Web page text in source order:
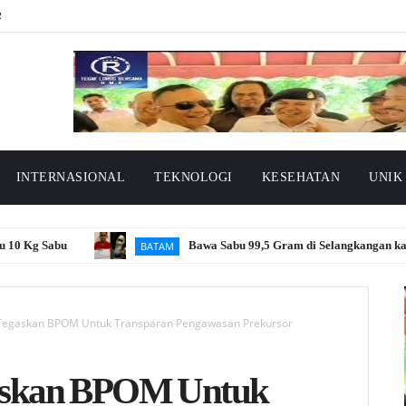
INTERNASIONAL TEKNOLOGI KESEHATAN UNIK
Sabu BATAM Bawa Sabu 99,5 Gram di Selangkangan kaki,
BPOM Untuk Transparan Pengawasan Prekursor
BPOM Untuk